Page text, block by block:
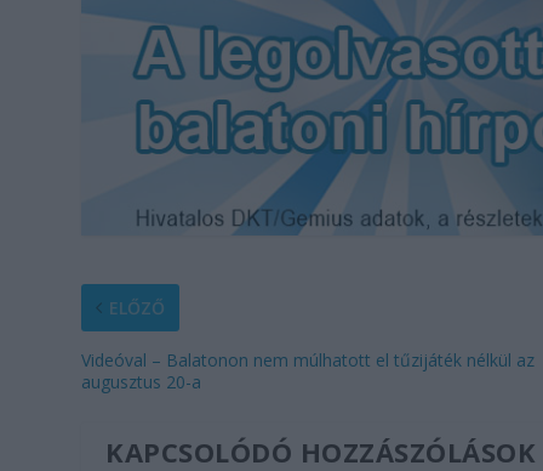
ELŐZŐ
Videóval – Balatonon nem múlhatott el tűzijáték nélkül az
augusztus 20-a
KAPCSOLÓDÓ HOZZÁSZÓLÁSOK